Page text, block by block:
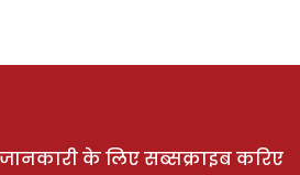
के लिए सब्सक्राइब करिए